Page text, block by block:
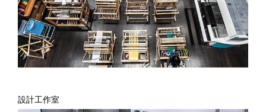
設計工作室